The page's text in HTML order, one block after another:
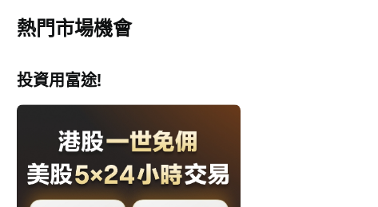
熱門市場機會
投資用富途!